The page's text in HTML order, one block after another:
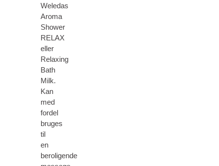
Weledas
Aroma
Shower
RELAX
eller
Relaxing
Bath
Milk.
Kan
med
fordel
bruges
til
en
beroligende